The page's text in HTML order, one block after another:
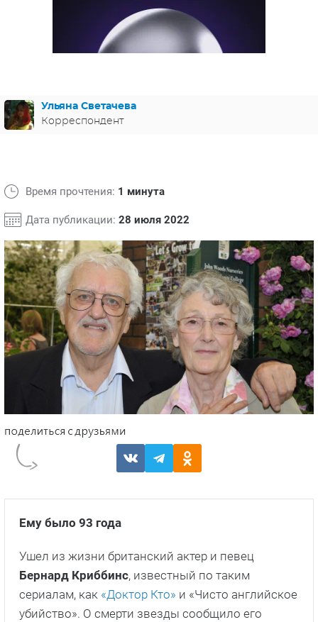
ФРАНЦИЯ
Ульяна Светачева
Корреспондент
Время прочтения: 1 минута
Дата публикации: 28 июля 2022
Ему было 93 года
Ушел из жизни британский актер и певец
Бернард Криббинс, известный по таким
сериалам, как «Доктор Кто» и «Чисто английское
убийство». О смерти звезды сообщило его